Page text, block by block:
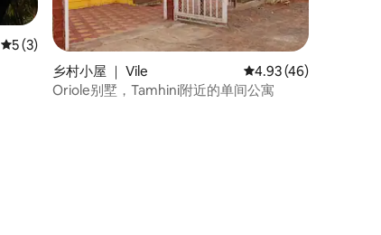
平均评分 5 分（满分 5 分），共 3 条评价
5 (3)
乡村小屋 ｜ Vile 平均评分 4.93 分（满
4.93 (46)
Oriole别墅，Tamhini附近的单间公寓